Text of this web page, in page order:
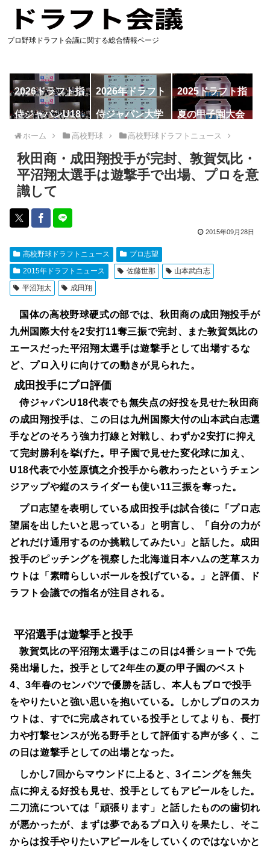
プロ野球ドラフト会議に関する総合情報ページ
2026ドラフト指
名予想
2026年ドラフト
候補
2025ドラフト指
名一覧
侍ジャパンU18
代表
侍ジャパン大学
代表
夏の甲子園大会
ホーム 高校野球 高校野球ドラフトニュース
秋田商・成田翔投手が完封、敦賀気比・
平沼翔太選手は遊撃手で出場、プロを意
識して
2015年09月28日
高校野球ドラフトニュース
プロ志望
2015年ドラフトニュース
佐藤世那
山本武白志
平沼翔太
成田翔
国体の高校野球硬式の部では、秋田商の成田翔投手が
九州国際大付を2安打11奪三振で完封、また敦賀気比の
エースだった平沼翔太選手は遊撃手として出場するな
ど、プロ入りに向けての動きが見られた。
成田投手にプロ評価
侍ジャパンU18代表でも無失点の好投を見せた秋田商
の成田翔投手は、この日は九州国際大付の山本武白志選
手などのそろう強力打線と対戦し、わずか2安打に抑え
て完封勝利を挙げた。甲子園で見せた変化球に加え、
U18代表で小笠原慎之介投手から教わったというチェン
ジアップや縦のスライダーも使い11三振を奪った。
プロ志望を表明している成田投手は試合後に「プロ志
望届を出したいと思っている」と明言し、「自分の力が
どれだけ通用するのか挑戦してみたい」と話した。成田
投手のピッチングを視察した北海道日本ハムの芝草スカ
ウトは「素晴らしいボールを投げている。」と評価、ド
ラフト会議での指名が注目される。
平沼選手は遊撃手と投手
敦賀気比の平沼翔太選手はこの日は4番ショートで先
発出場した。投手として2年生の夏の甲子園のベスト
4、3年春のセンバツで優勝を話し、本人もプロで投手
をやりたいと強い思いを抱いている。しかしプロのスカ
ウトは、すでに完成されている投手としてよりも、長打
力や打撃センスが光る野手として評価する声が多く、こ
の日は遊撃手としての出場となった。
しかし7回からマウンドに上ると、3イニングを無失
点に抑える好投も見せ、投手としてもアピールをした。
二刀流については「頑張ります」と話したものの歯切れ
が悪かったが、まずは夢であるプロ入りを果たし、そこ
からは投手やりたいアピールをしていくのではないかと